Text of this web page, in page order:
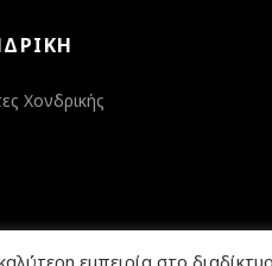
Χονδρικής
εμπειρία στο